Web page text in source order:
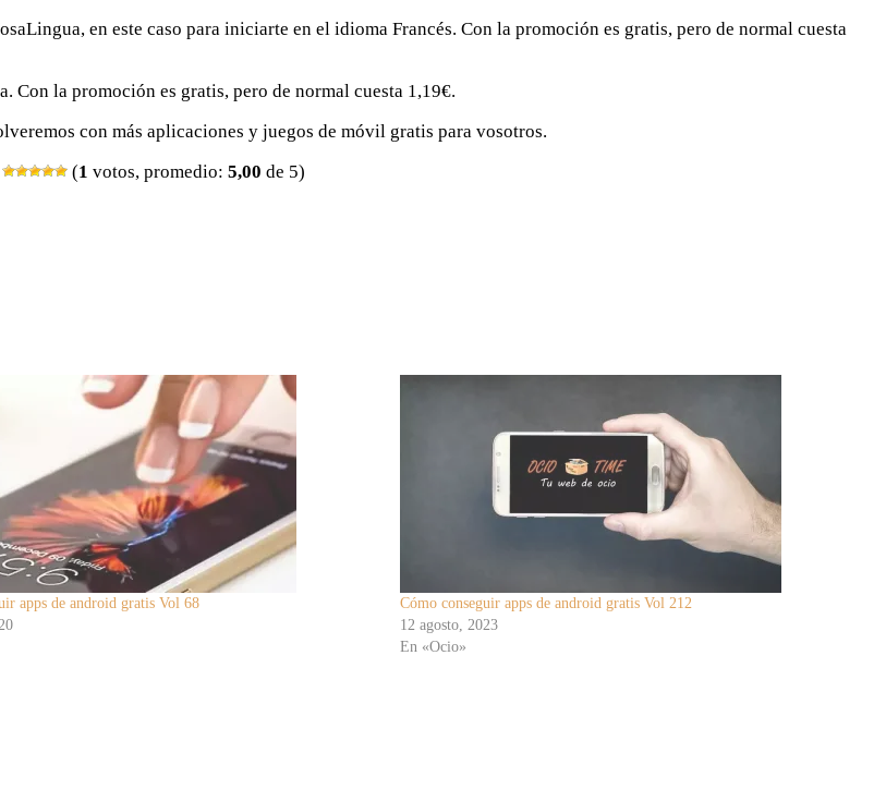
en este caso para iniciarte en el idioma Francés. Con la promoción es gratis, pero de normal cuesta
Con la promoción es gratis, pero de normal cuesta 1,19€.
con más aplicaciones y juegos de móvil gratis para vosotros.
(1 votos, promedio: 5,00 de 5)
apps de android gratis Vol 68
Cómo conseguir apps de android gratis Vol 212
12 agosto, 2023
En «Ocio»